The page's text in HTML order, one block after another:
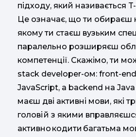
підходу, який називається
Це означає, що ти обираєш
якому ти стаєш вузьким
паралельно розширяєш
компетенції. Скажімо, ти
stack developer-ом: front-
JavaScript, а backend на
маєш дві активні мови, які
голові й з якими
активно кодити багатьма